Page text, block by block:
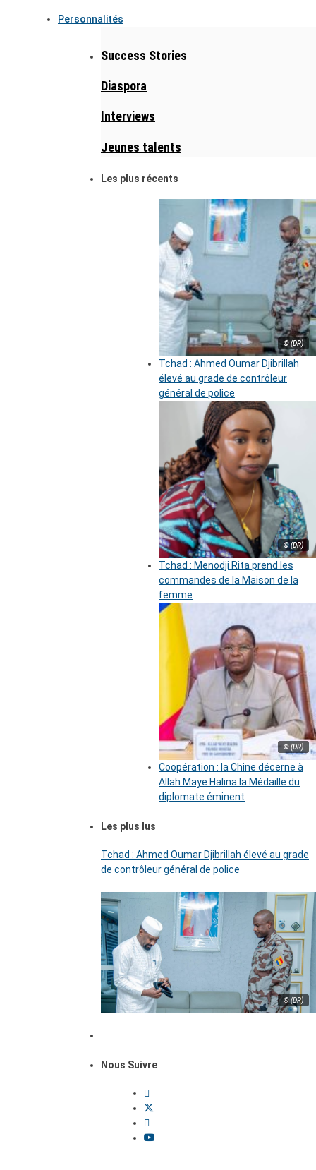
Personnalités
Success Stories
Diaspora
Interviews
Jeunes talents
Les plus récents
© (DR)
Tchad : Ahmed Oumar Djibrillah
élevé au grade de contrôleur
général de police
© (DR)
Tchad : Menodji Rita prend les
commandes de la Maison de la
femme
© (DR)
Coopération : la Chine décerne à
Allah Maye Halina la Médaille du
diplomate éminent
Les plus lus
Tchad : Ahmed Oumar Djibrillah élevé au grade
de contrôleur général de police
© (DR)
Nous Suivre